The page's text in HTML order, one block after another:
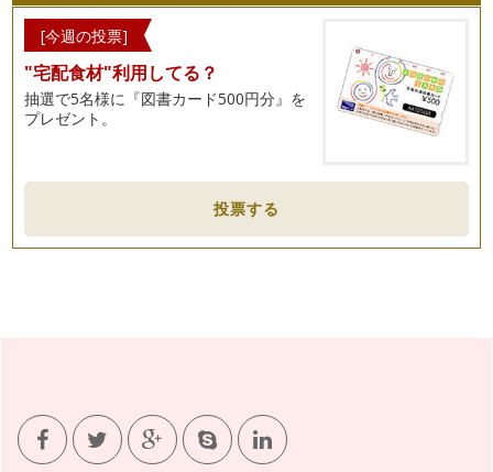
[今週の投票]
"宅配食材"利用してる？
抽選で5名様に『図書カード500円分』を
プレゼント。
投票する